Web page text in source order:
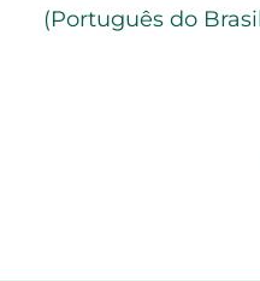
(Português do